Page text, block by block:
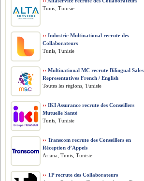
Tunis, Tunisie
›› Industrie Multinational recrute des
Collaborateurs
Tunis, Tunisie
›› Multinational MC recrute Bilingual Sales
Representatives French / English
Toutes les régions, Tunisie
›› IKI Assurance recrute des Conseillers
Mutuelle Santé
Tunis, Tunisie
›› Transcom recrute des Conseillers en
Réception d’Appels
Ariana, Tunis, Tunisie
›› TP recrute des Collaborateurs